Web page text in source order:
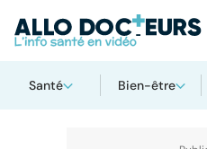
Santé Bien-être